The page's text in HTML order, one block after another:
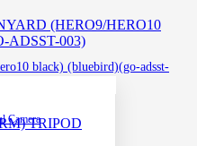
Camera
black) (bluebird)(go-adsst-